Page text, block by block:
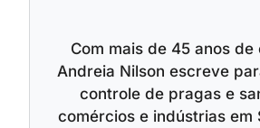
Com mais de 45 anos
Andreia Nilson escreve
controle de pragas e
comércios e indústrias em